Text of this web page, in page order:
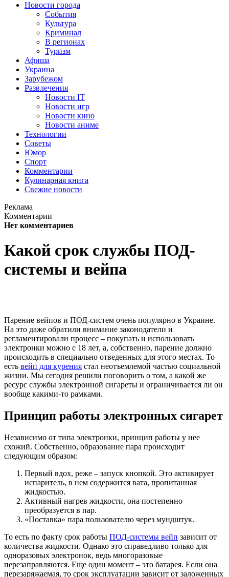
Новости города
События
Культура
Криминал
В регионах
Туризм
Афиша
Украина
Зарубежом
Развлечения
Новости IT
Новости игр
Новости кино
Новости аниме
Технологии
Советы
Юмор
Спорт
Комментарии
Кулинарная книга
Свежие новости
Реклама
Комментарии
Нет комментариев
Какой срок службы ПОД-
системы и вейпа
Парение вейпов и ПОД-систем очень популярно в Украине.
На это даже обратили внимание законодатели и
регламентировали процесс – покупать и использовать
электронки можно с 18 лет, а, собственно, парение должно
происходить в специально отведенных для этого местах. То
есть вейп для курения стал неотъемлемой частью социальной
жизни. Мы сегодня решили поговорить о том, а какой же
ресурс службы электронной сигареты и ограничивается ли он
вообще какими-то рамками.
Принцип работы электронных сигарет
Независимо от типа электронки, принцип работы у нее
схожий. Собственно, образование пара происходит
следующим образом:
Первый вдох, реже – запуск кнопкой. Это активирует
испаритель, в нем содержится вата, пропитанная
жидкостью.
Активный нагрев жидкости, она постепенно
преобразуется в пар.
«Поставка» пара пользователю через мундштук.
То есть по факту срок работы ПОД-системы вейп зависит от
количества жидкости. Однако это справедливо только для
одноразовых электронок, ведь многоразовые
перезаправляются. Еще один момент – это батарея. Если она
перезаряжаемая, то срок эксплуатации зависит от заложенных